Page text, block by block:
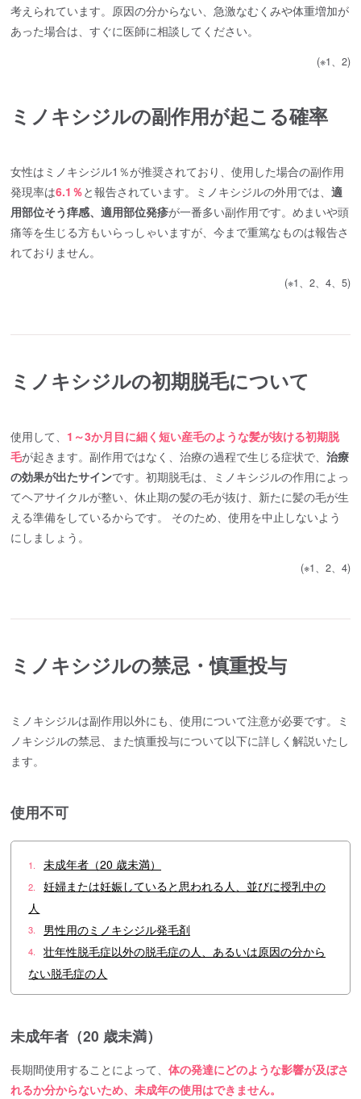
考えられています。原因の分からない、急激なむくみや体重増加が
あった場合は、すぐに医師に相談してください。
(※1、2)
ミノキシジルの副作用が起こる確率
女性はミノキシジル1％が推奨されており、使用した場合の副作用
発現率は6.1％と報告されています。ミノキシジルの外用では、適
用部位そう痒感、適用部位発疹が一番多い副作用です。めまいや頭
痛等を生じる方もいらっしゃいますが、今まで重篤なものは報告さ
れておりません。
(※1、2、4、5)
ミノキシジルの初期脱毛について
使用して、 1～3か月目に細く短い産毛のような髪が抜ける初期脱
毛が起きます。副作用ではなく、治療の過程で生じる症状で、治療
の効果が出たサインです。初期脱毛は、ミノキシジルの作用によっ
てヘアサイクルが整い、休止期の髪の毛が抜け、新たに髪の毛が生
える準備をしているからです。 そのため、使用を中止しないよう
にしましょう。
(※1、2、4)
ミノキシジルの禁忌・慎重投与
ミノキシジルは副作用以外にも、使用について注意が必要です。ミ
ノキシジルの禁忌、また慎重投与について以下に詳しく解説いたし
ます。
使用不可
1. 未成年者（20 歳未満）
2.
妊婦または妊娠していると思われる人、並びに授乳中の
人
3. 男性用のミノキシジル発毛剤
4.
壮年性脱毛症以外の脱毛症の人、あるいは原因の分から
ない脱毛症の人
未成年者（20 歳未満）
長期間使用することによって、体の発達にどのような影響が及ぼさ
れるか分からないため、未成年の使用はできません。